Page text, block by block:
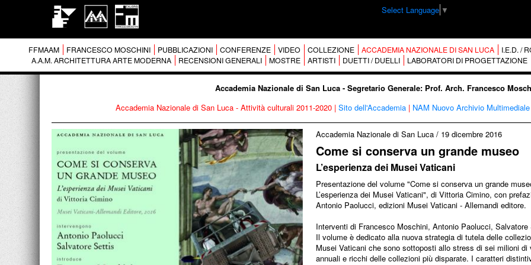
Select Language ▼
FFMAAM FRANCESCO MOSCHINI PUBBLICAZIONI CONFERENZE VIDEO COLLEZIONE ACCADEMIA NAZIONALE DI SAN LUCA
I.E.D. /
A.A.M. ARCHITETTURA ARTE MODERNA
RECENSIONI GENERALI MOSTRE ARTISTI DUETTI / DUELLI LABORATORI DI PROGETTAZIONE
Accademia Nazionale di San Luca - Segretario Generale: Prof. Arch. Francesco
Accademia Nazionale di San Luca - Attività culturali 2011-2020 | Sito dell'Accademia | NAM Nuovo Archivio Multimediale
Accademia Nazionale di San Luca / 19 dicembre 2016
Come si conserva un grande museo
L’esperienza dei Musei Vaticani
Presentazione del volume "Come si conserva un grande
L’esperienza dei Musei Vaticani", di Vittoria Cimino, con
Antonio Paolucci, edizioni Musei Vaticani - Allemandi editore.
Interventi di Francesco Moschini, Antonio Paolucci,
Il volume è dedicato alla nuova strategia di tutela delle
Musei Vaticani che sono sottoposti allo stress di sei milioni di
annuali e ricchi delle collezioni più disparate. I caratteri